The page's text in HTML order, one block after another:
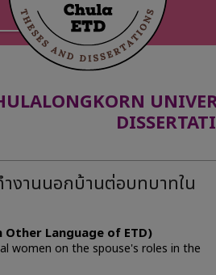
งานนอกบ้านต่อบทบาทใน
Language of ETD)
women on the spouse's roles in the